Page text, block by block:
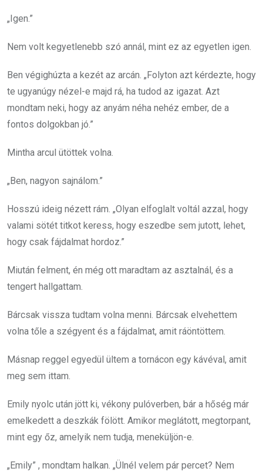
„Igen.”
Nem volt kegyetlenebb szó annál, mint ez az egyetlen igen.
Ben végighúzta a kezét az arcán. „Folyton azt kérdezte, hogy
te ugyanúgy nézel-e majd rá, ha tudod az igazat. Azt
mondtam neki, hogy az anyám néha nehéz ember, de a
fontos dolgokban jó.”
Mintha arcul ütöttek volna.
„Ben, nagyon sajnálom.”
Hosszú ideig nézett rám. „Olyan elfoglalt voltál azzal, hogy
valami sötét titkot keress, hogy eszedbe sem jutott, lehet,
hogy csak fájdalmat hordoz.”
Miután felment, én még ott maradtam az asztalnál, és a
tengert hallgattam.
Bárcsak vissza tudtam volna menni. Bárcsak elvehettem
volna tőle a szégyent és a fájdalmat, amit ráöntöttem.
Másnap reggel egyedül ültem a tornácon egy kávéval, amit
meg sem ittam.
Emily nyolc után jött ki, vékony pulóverben, bár a hőség már
emelkedett a deszkák fölött. Amikor meglátott, megtorpant,
mint egy őz, amelyik nem tudja, meneküljön-e.
„Emily” , mondtam halkan. „Ülnél velem pár percet? Nem